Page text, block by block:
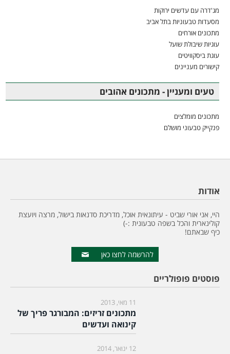
מג'דרה עם עדשים ירוקות
מסעדות טבעוניות בתל אביב
מתכונים אורחים
עוגיות שיבולת שועל
עוגת ביסקוויטים
קישורים מעניינים
טעים ומעניין - מתכונים אהובים
מתכונים מומלצים
פנקייק טבעוני מושלם
אודות
היי, אני אורי שביט - עיתונאית אוכל, מדריכת סדנאות בישול, מרצה ויועצת
קולינארית והכל בשפה טבעונית :-)
כיף שבאתם!
להרשמה לחצו כאן
פוסטים פופולריים
11 מאי, 2013
מתכונים זריזים: המבורגר פריך של
קינואה ועדשים
12 ינואר, 2014